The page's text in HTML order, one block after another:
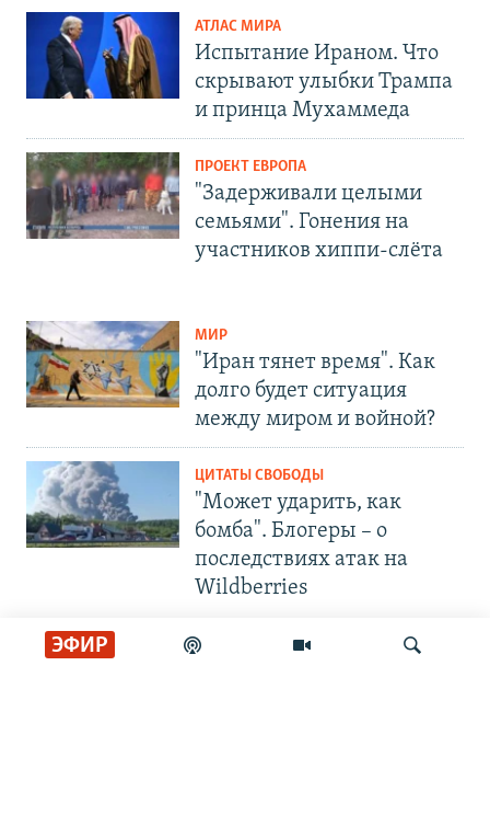
ЭФИР
АТЛАС МИРА
Испытание Ираном. Что
скрывают улыбки Трампа
и принца Мухаммеда
ПРОЕКТ ЕВРОПА
"Задерживали целыми
семьями". Гонения на
участников хиппи-слёта
МИР
"Иран тянет время". Как
долго будет ситуация
между миром и войной?
ЦИТАТЫ СВОБОДЫ
"Может ударить, как
бомба". Блогеры – о
последствиях атак на
Wildberries